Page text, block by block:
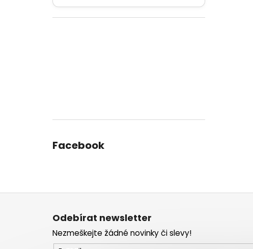
Facebook
Odebírat newsletter
Nezmeškejte žádné novinky či slevy!